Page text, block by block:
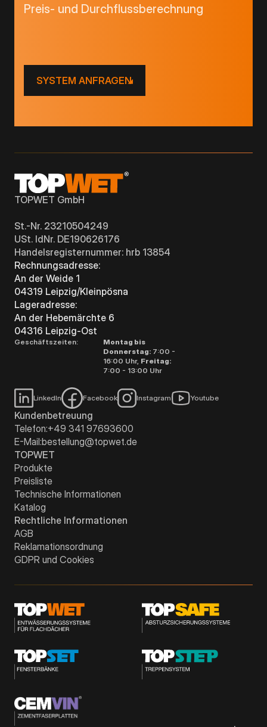
Preis- und Durchflussberechnung
SYSTEM ANFRAGEN
TOPWET GmbH
St.-Nr. 23210504249
USt. IdNr. DE190626176
Handelsregisternummer: hrb 13854
Rechnungsadresse:
An der Weide 1
04319 Leipzig/Kleinpösna
Lageradresse:
An der Hebemärchte 6
04316 Leipzig-Ost
Geschäftszeiten:
Montag bis
Donnerstag: 7:00 -
16:00 Uhr, Freitag:
7:00 - 13:00 Uhr
LinkedIn Facebook Instagram Youtube
Kundenbetreuung
Telefon:+49 341 97693600
E-Mail:bestellung@topwet.de
TOPWET
Produkte
Preisliste
Technische Informationen
Katalog
Rechtliche Informationen
AGB
Reklamationsordnung
GDPR und Cookies